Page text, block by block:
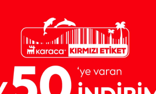
Kahvaltılık Sos ve Ezme Tarifleri:
Sofranıza Lezzet Katın
Meze Tarifleri Kahvaltı Tarifleri 16.06.2026